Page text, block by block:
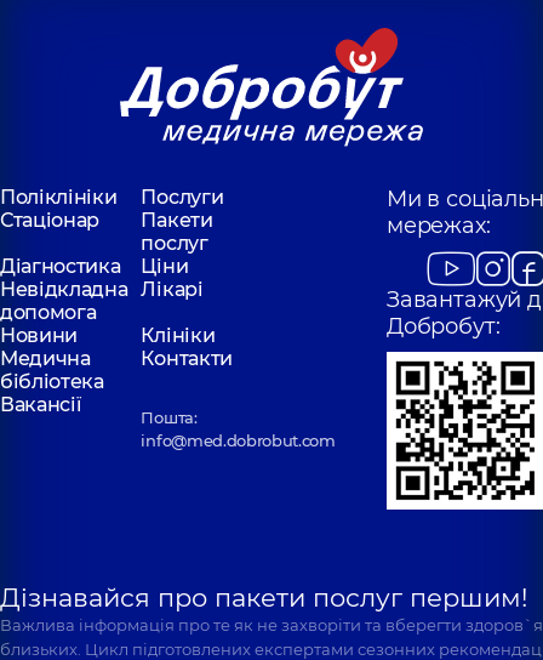
Поліклініки
Послуги
Стаціонар
Пакети
послуг
Діагностика
Ціни
Невідкладна
допомога
Лікарі
Новини
Клініки
Медична
бібліотека
Контакти
Вакансії
Пошта:
info@med.dobrobut.com
Ми в
мережах:
Завантажуй
Добробут:
Дізнавайся про пакети послуг першим!
Важлива інформація про те як не захворіти та вберегти
близьких. Цикл підготовлених експертами сезонних